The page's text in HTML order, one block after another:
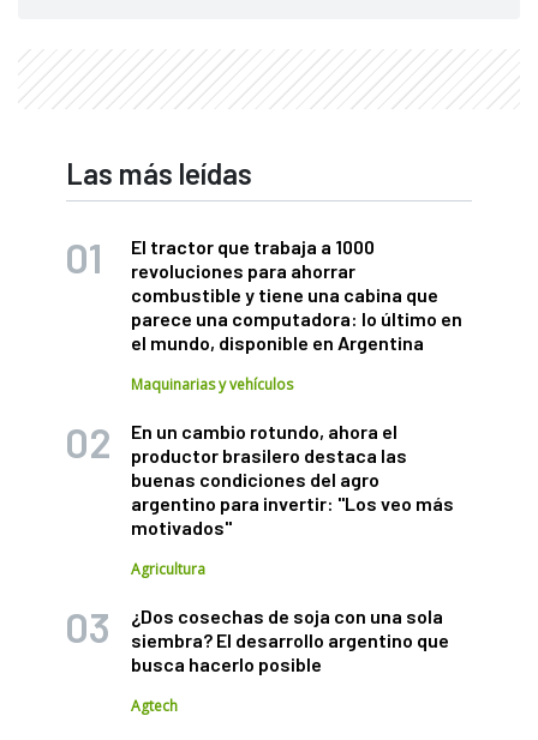
Las más leídas
El tractor que trabaja a 1000
revoluciones para ahorrar
combustible y tiene una cabina que
parece una computadora: lo último en
el mundo, disponible en Argentina
Maquinarias y vehículos
En un cambio rotundo, ahora el
productor brasilero destaca las
buenas condiciones del agro
argentino para invertir: "Los veo más
motivados"
Agricultura
¿Dos cosechas de soja con una sola
siembra? El desarrollo argentino que
busca hacerlo posible
Agtech